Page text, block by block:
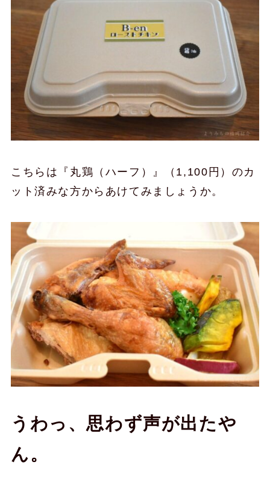
こちらは『丸鶏（ハーフ）』（1,100円）のカ
ット済みな方からあけてみましょうか。
うわっ、思わず声が出たや
ん。